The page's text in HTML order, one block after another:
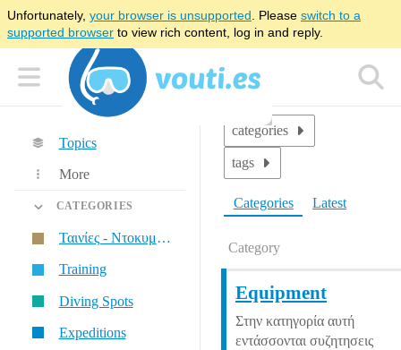
Topics
More
CATEGORIES
Ταινίες - Ντοκυμαντέρ
Training
Diving Spots
Expeditions
categories
tags
Categories Latest
Category
Equipment
Στην κατηγορία αυτή
εντάσσονται συζητησεις
Unfortunately, your browser is unsupported . Please switch to a
supported browser to view rich content, log in and reply.